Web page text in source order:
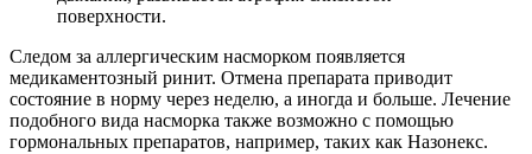
поверхности.
Следом за аллергическим насморком появляется
медикаментозный ринит. Отмена препарата приводит
состояние в норму через неделю, а иногда и больше. Лечение
подобного вида насморка также возможно с помощью
гормональных препаратов, например, таких как Назонекс.